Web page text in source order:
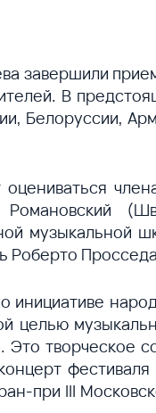
завершили
В
Белоруссии,
музыкальной
Роберто
целью
творческое
фестиваля
при III